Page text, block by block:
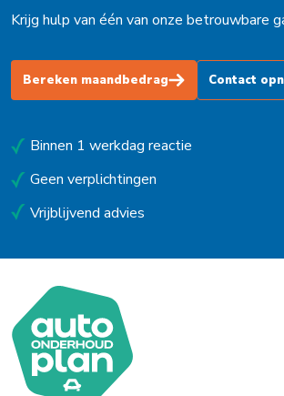
Krijg hulp van één van onze betrouwbare
Bereken maandbedrag Contact
Binnen 1 werkdag reactie
Geen verplichtingen
Vrijblijvend advies